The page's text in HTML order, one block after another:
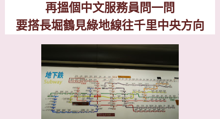
再搵個中文服務員問一問
要搭長堀鶴見綠地線往千里中央方向